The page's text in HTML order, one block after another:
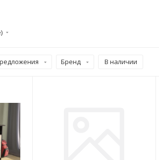
Бренд В наличии